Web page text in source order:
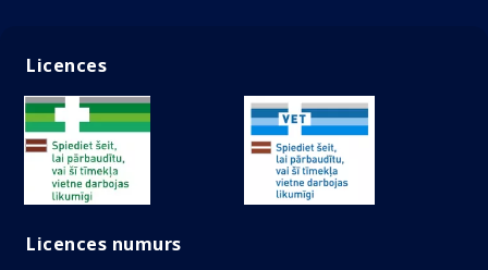
Licences
Licences numurs